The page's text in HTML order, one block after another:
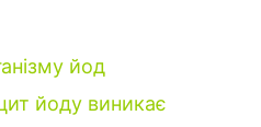
йод
йоду виникає